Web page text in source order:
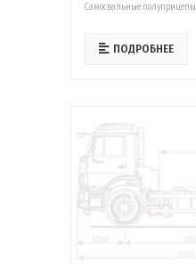
Самосвальные полуприцепы
ПОДРОБНЕЕ